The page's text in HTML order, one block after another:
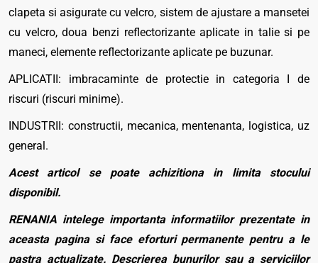
clapeta si asigurate cu velcro, sistem de ajustare a mansetei
cu velcro, doua benzi reflectorizante aplicate in talie si pe
maneci, elemente reflectorizante aplicate pe buzunar.
APLICATII: imbracaminte de protectie in categoria I de
riscuri (riscuri minime).
INDUSTRII: constructii, mecanica, mentenanta, logistica, uz
general.
Acest articol se poate achizitiona in limita stocului
disponibil.
RENANIA intelege importanta informatiilor prezentate in
aceasta pagina si face eforturi permanente pentru a le
pastra actualizate. Descrierea bunurilor sau a serviciilor